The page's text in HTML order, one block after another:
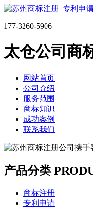
177-3260-5906
太仓公司商
网站首页
公司介绍
服务范围
商标知识
成功案例
联系我们
产品分类
商标注册
专利申请